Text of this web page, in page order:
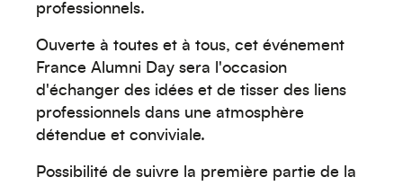
professionnels.
Ouverte à toutes et à tous, cet événement
France Alumni Day sera l'occasion
d'échanger des idées et de tisser des liens
professionnels dans une atmosphère
détendue et conviviale.
Possibilité de suivre la première partie de la